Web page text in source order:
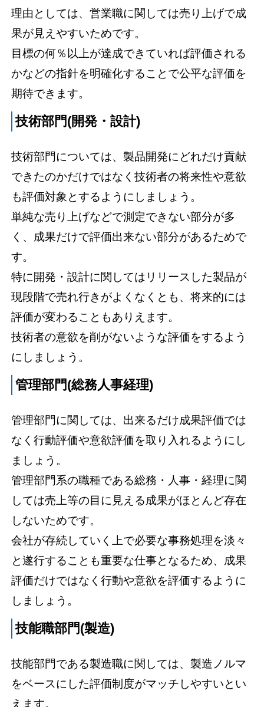
理由としては、営業職に関しては売り上げで成
果が見えやすいためです。
目標の何％以上が達成できていれば評価される
かなどの指針を明確化することで公平な評価を
期待できます。
技術部門(開発・設計)
技術部門については、製品開発にどれだけ貢献
できたのかだけではなく技術者の将来性や意欲
も評価対象とするようにしましょう。
単純な売り上げなどで測定できない部分が多
く、成果だけで評価出来ない部分があるためで
す。
特に開発・設計に関してはリリースした製品が
現段階で売れ行きがよくなくとも、将来的には
評価が変わることもありえます。
技術者の意欲を削がないような評価をするよう
にしましょう。
管理部門(総務人事経理)
管理部門に関しては、出来るだけ成果評価では
なく行動評価や意欲評価を取り入れるようにし
ましょう。
管理部門系の職種である総務・人事・経理に関
しては売上等の目に見える成果がほとんど存在
しないためです。
会社が存続していく上で必要な事務処理を淡々
と遂行することも重要な仕事となるため、成果
評価だけではなく行動や意欲を評価するように
しましょう。
技能職部門(製造)
技能部門である製造職に関しては、製造ノルマ
をベースにした評価制度がマッチしやすいとい
えます。